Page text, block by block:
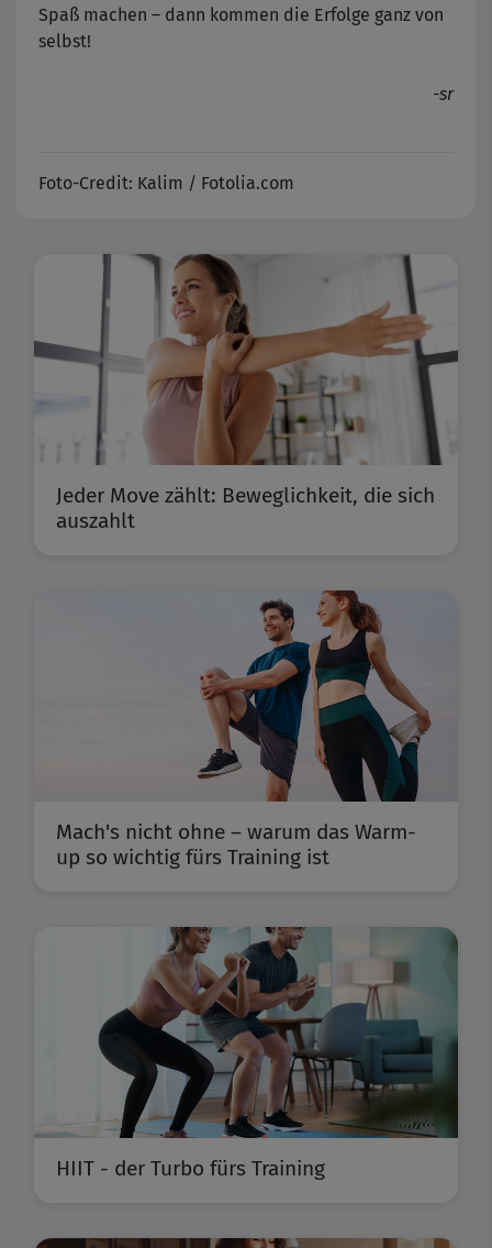
Spaß machen – dann kommen die Erfolge ganz von
selbst!
-sr
Foto-Credit: Kalim / Fotolia.com
Jeder Move zählt: Beweglichkeit, die sich
auszahlt
Mach's nicht ohne – warum das Warm-
up so wichtig fürs Training ist
HIIT - der Turbo fürs Training